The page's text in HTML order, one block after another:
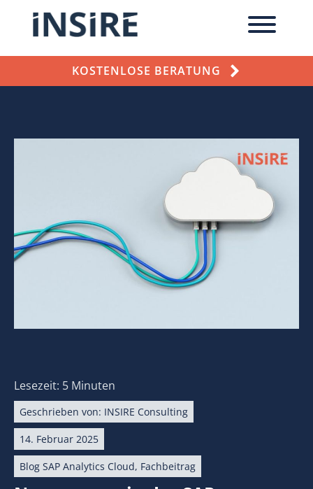
KOSTENLOSE BERATUNG
Lesezeit: 5 Minuten
Geschrieben von: INSIRE Consulting
14. Februar 2025
Blog SAP Analytics Cloud, Fachbeitrag